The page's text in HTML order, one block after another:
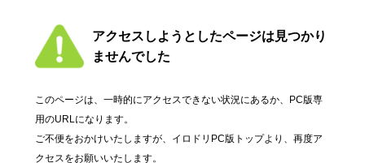
アクセスしようとしたページは見つかり
ませんでした
このページは、一時的にアクセスできない状況にあるか、PC版専
用のURLになります。
ご不便をおかけいたしますが、イロドリPC版トップより、再度ア
クセスをお願いいたします。